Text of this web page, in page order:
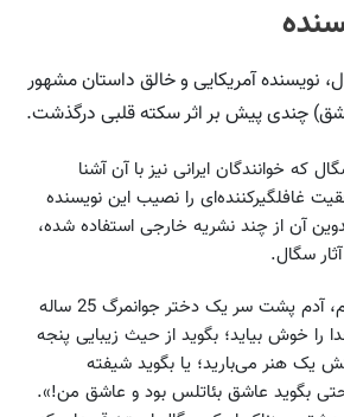
نویسنده آمریکایی و خالق داستان مشهور
که خوانندگان ایرانی نیز با آن آشنا
سال 1970 موفقیت غافلگیرکننده‌ای را نصیب این نویسنده
آن از چند نشریه خارجی استفاده شده،
سگال.
« واقعا اگر از حق نگذریم، آدم پشت سر یک دختر جوانمرگ 25 ساله
را خوش بیاید؛ بگوید از حیث زیبایی پنجه
یک هنر می‌بارید؛ یا بگوید شیفته
حتی بگوید عاشق بئاتلس بود و عاشق من!».